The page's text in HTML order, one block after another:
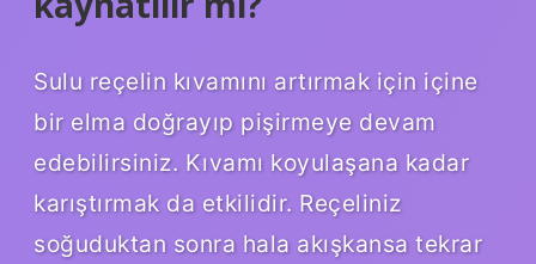
Sulu reçelin kıvamını artırmak için içine
bir elma doğrayıp pişirmeye devam
edebilirsiniz. Kıvamı koyulaşana kadar
karıştırmak da etkilidir. Reçeliniz
soğuduktan sonra hala akışkansa tekrar